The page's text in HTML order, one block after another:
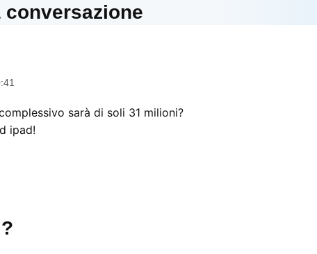
sarà di soli 31 milioni?
ipad!